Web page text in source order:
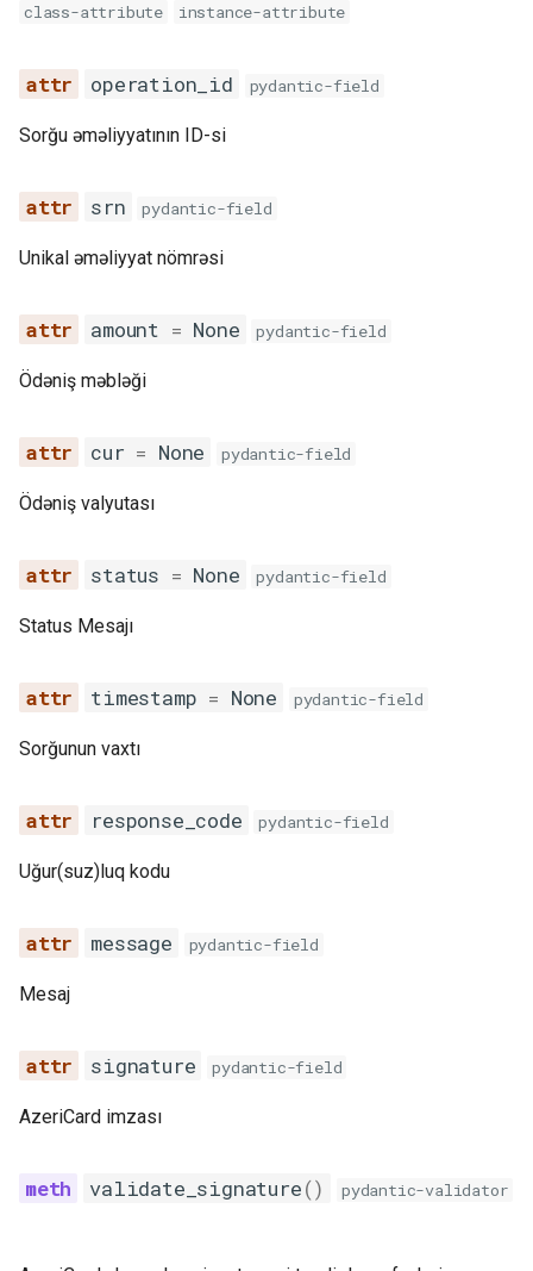
class-attribute instance-attribute
operation_id pydantic-field
Sorğu əməliyyatının ID-si
srn pydantic-field
Unikal əməliyyat nömrəsi
amount = None pydantic-field
Ödəniş məbləği
cur = None pydantic-field
Ödəniş valyutası
status = None pydantic-field
Status Mesajı
timestamp = None pydantic-field
Sorğunun vaxtı
response_code pydantic-field
Uğur(suz)luq kodu
message pydantic-field
Mesaj
signature pydantic-field
AzeriCard imzası
validate_signature() pydantic-validator